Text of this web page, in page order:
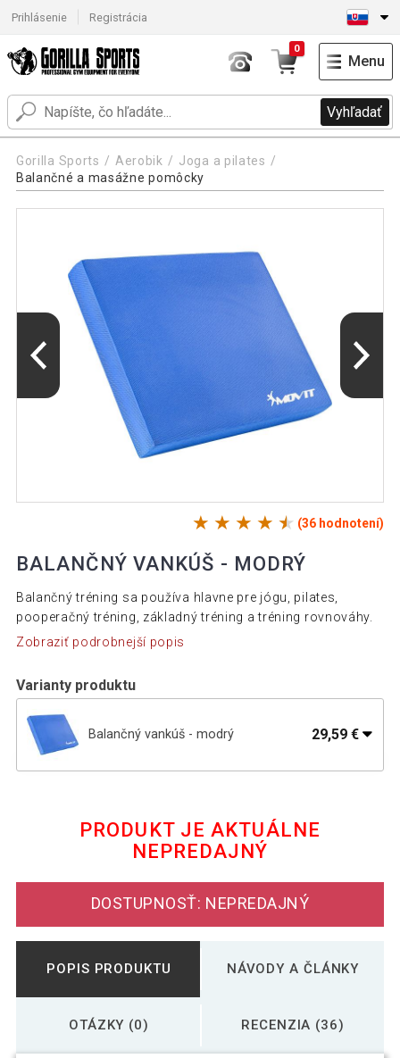
Prihlásenie Registrácia
Vyhľadať
0
Menu
Gorilla Sports Aerobik
Joga a pilates
Balančné a masážne pomôcky
(36 hodnotení)
BALANČNÝ VANKÚŠ - MODRÝ
Balančný tréning sa používa hlavne pre jógu, pilates,
pooperačný tréning, základný tréning a tréning rovnováhy.
Zobraziť podrobnejší popis
Varianty produktu
Balančný vankúš - modrý 29,59 €
24,30 €
PRODUKT JE AKTUÁLNE
NEPREDAJNÝ
DOSTUPNOSŤ: NEPREDAJNÝ
POPIS PRODUKTU NÁVODY A ČLÁNKY
OTÁZKY (0) RECENZIA (36)